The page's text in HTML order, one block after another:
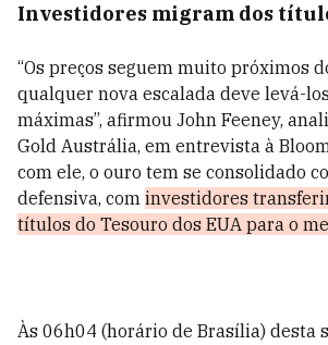
Investidores migram dos
“Os preços seguem muito próximos
qualquer nova escalada deve levá-
máximas”, afirmou John Feeney,
Gold Austrália, em entrevista à
com ele, o ouro tem se consolidado
defensiva, com investidores
títulos do Tesouro dos EUA para o
Às 06h04 (horário de Brasília) desta